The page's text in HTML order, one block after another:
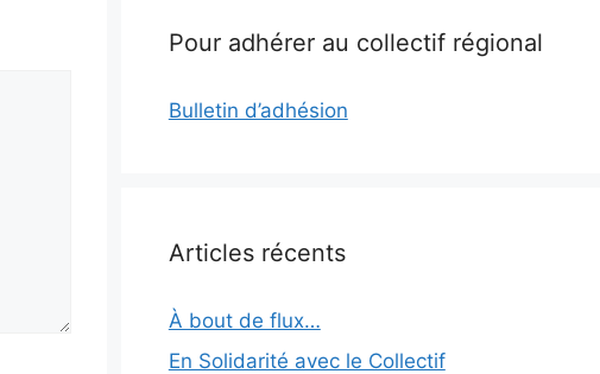
Pour adhérer au collectif régional
Bulletin d’adhésion
Articles récents
À bout de flux…
En Solidarité avec le Collectif